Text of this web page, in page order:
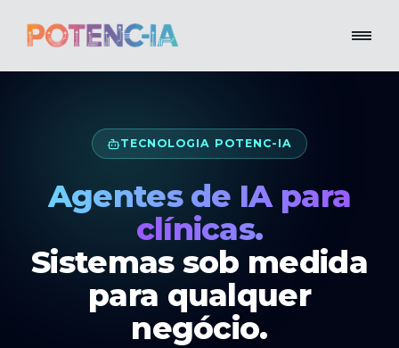
TECNOLOGIA POTENC-IA
Agentes de IA para
clínicas.
Sistemas sob medida
para qualquer
negócio.